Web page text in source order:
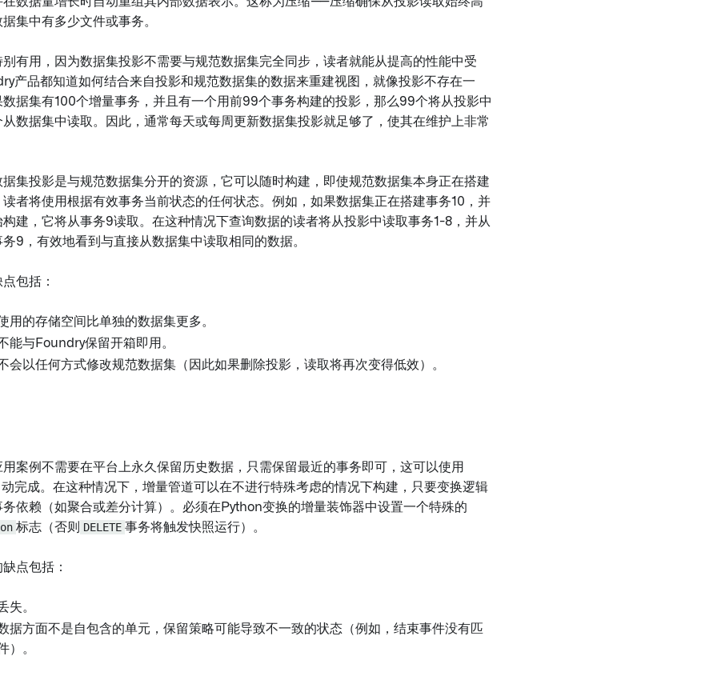
集中有多少文件或事务。
有用，因为数据集投影不需要与规范数据集完全同步，读者就能从提高的性能中受
产品都知道如何结合来自投影和规范数据集的数据来重建视图，就像投影不存在一
据集有100个增量事务，并且有一个用前99个事务构建的投影，那么99个将从投影中
数据集中读取。因此，通常每天或每周更新数据集投影就足够了，使其在维护上非常
集投影是与规范数据集分开的资源，它可以随时构建，即使规范数据集本身正在搭建
读者将使用根据有效事务当前状态的任何状态。例如，如果数据集正在搭建事务10，并
构建，它将从事务9读取。在这种情况下查询数据的读者将从投影中读取事务1-8，并从
9，有效地看到与直接从数据集中读取相同的数据。
包括：
用的存储空间比单独的数据集更多。
能与Foundry保留开箱即用。
会以任何方式修改规范数据集（因此如果删除投影，读取将再次变得低效）。
案例不需要在平台上永久保留历史数据，只需保留最近的事务即可，这可以使用
完成。在这种情况下，增量管道可以在不进行特殊考虑的情况下构建，只要变换逻辑
依赖（如聚合或差分计算）。必须在Python变换的增量装饰器中设置一个特殊的
标志（否则 DELETE 事务将触发快照运行）。
点包括：
失。
据方面不是自包含的单元，保留策略可能导致不一致的状态（例如，结束事件没有匹
）。